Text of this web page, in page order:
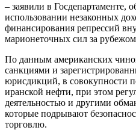
– заявили в Госдепартаменте,
использовании незаконных
финансирования репрессий
марионеточных сил за
По данным американских
санкциями и
юрисдикций, в совокупности
иранской нефти, при этом
деятельностью и другими
которые подрывают
торговлю.